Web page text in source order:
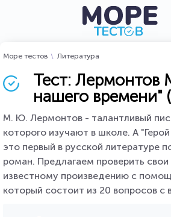
Море тестов Литература
Тест: Лермонтов
нашего времени"
М. Ю. Лермонтов - талантливый
которого изучают в школе. А
это первый в русской литературе
роман. Предлагаем проверить свои
известному произведению с
который состоит из 20 вопросов с